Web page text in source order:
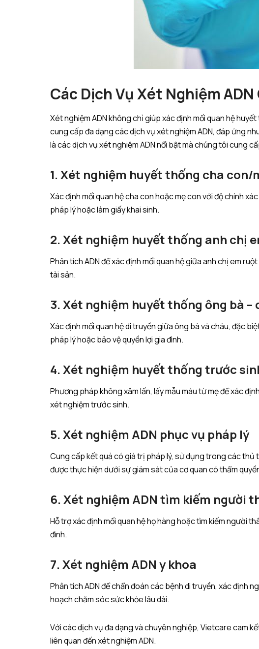
Các Dịch Vụ Xét Nghiệm
Xét nghiệm ADN không chỉ giúp xác định mối quan hệ
cung cấp đa dạng các dịch vụ xét nghiệm ADN, đáp ứng
là các dịch vụ xét nghiệm ADN nổi bật mà chúng tôi cung
1. Xét nghiệm huyết thống cha con/
Xác định mối quan hệ cha con hoặc mẹ con với độ chính
pháp lý hoặc làm giấy khai sinh.
2. Xét nghiệm huyết thống anh chị
Phân tích ADN để xác định mối quan hệ giữa anh chị em
tài sản.
3. Xét nghiệm huyết thống ông bà –
Xác định mối quan hệ di truyền giữa ông bà và cháu, đặc
pháp lý hoặc bảo vệ quyền lợi gia đình.
4. Xét nghiệm huyết thống trước
Phương pháp không xâm lấn, lấy mẫu máu từ mẹ để xác
xét nghiệm trước sinh.
5. Xét nghiệm ADN phục vụ pháp lý
Cung cấp kết quả có giá trị pháp lý, sử dụng trong các thủ
được thực hiện dưới sự giám sát của cơ quan có thẩm
6. Xét nghiệm ADN tìm kiếm người
Hỗ trợ xác định mối quan hệ họ hàng hoặc tìm kiếm người
đình.
7. Xét nghiệm ADN y khoa
Phân tích ADN để chẩn đoán các bệnh di truyền, xác định
hoạch chăm sóc sức khỏe lâu dài.
Với các dịch vụ đa dạng và chuyên nghiệp, Vietcare cam
liên quan đến xét nghiệm ADN.